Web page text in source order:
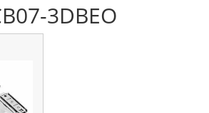
3DBEO